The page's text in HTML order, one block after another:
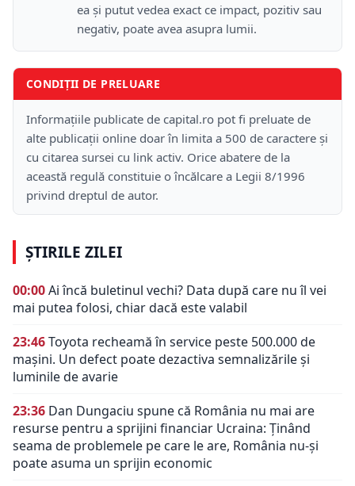
ea și putut vedea exact ce impact, pozitiv sau
negativ, poate avea asupra lumii.
CONDIȚII DE PRELUARE
Informațiile publicate de capital.ro pot fi preluate de
alte publicații online doar în limita a 500 de caractere și
cu citarea sursei cu link activ. Orice abatere de la
această regulă constituie o încălcare a Legii 8/1996
privind dreptul de autor.
ȘTIRILE ZILEI
00:00Ai încă buletinul vechi? Data după care nu îl vei
mai putea folosi, chiar dacă este valabil
23:46Toyota recheamă în service peste 500.000 de
mașini. Un defect poate dezactiva semnalizările și
luminile de avarie
23:36 Dan Dungaciu spune că România nu mai are
resurse pentru a sprijini financiar Ucraina: Ținând
seama de problemele pe care le are, România nu-și
poate asuma un sprijin economic